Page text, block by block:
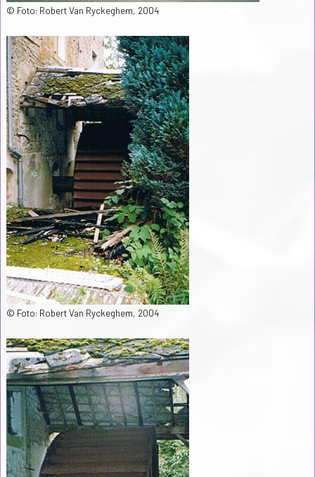
© Foto: Robert Van Ryckeghem, 2004
© Foto: Robert Van Ryckeghem, 2004